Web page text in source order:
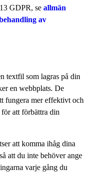
GDPR, seallmän
av
textfil som lagras på din
en webbplats. De
fungera mer effektivt och
att förbättra din
att komma ihåg dina
att du inte behöver ange
varje gång du